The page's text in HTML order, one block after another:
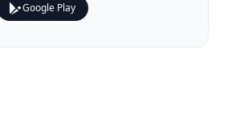
Google Play